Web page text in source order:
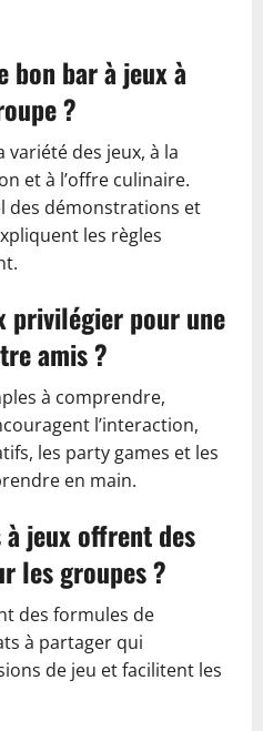
bon bar à jeux à
?
variété des jeux, à la
et à l’offre culinaire.
des démonstrations et
les règles
privilégier pour une
amis ?
à comprendre,
l’interaction,
les party games et les
en main.
à jeux offrent des
les groupes ?
des formules de
à partager qui
de jeu et facilitent les